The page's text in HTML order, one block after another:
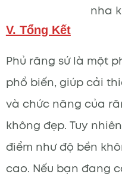
nha
V. Tổng Kết
Phủ răng sứ là một
phổ biến, giúp cải
và chức năng của
không đẹp. Tuy
điểm như độ bền
cao. Nếu bạn đang